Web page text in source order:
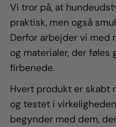
Vi tror på, at
praktisk, men også
Derfor arbejder vi med
og materialer, der
firbenede.
Hvert produkt er skabt
og testet i
begynder med dem,